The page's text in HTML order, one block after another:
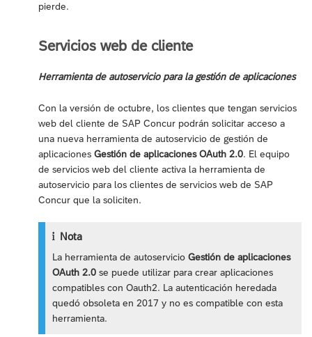
pierde.
Servicios web de cliente
Herramienta de autoservicio para la gestión de aplicaciones
Con la versión de octubre, los clientes que tengan servicios
web del cliente de SAP Concur podrán solicitar acceso a
una nueva herramienta de autoservicio de gestión de
aplicaciones Gestión de aplicaciones OAuth 2.0. El equipo
de servicios web del cliente activa la herramienta de
autoservicio para los clientes de servicios web de SAP
Concur que la soliciten.
Nota
La herramienta de autoservicioGestión de aplicaciones
OAuth 2.0 se puede utilizar para crear aplicaciones
compatibles con Oauth2. La autenticación heredada
quedó obsoleta en 2017 y no es compatible con esta
herramienta.